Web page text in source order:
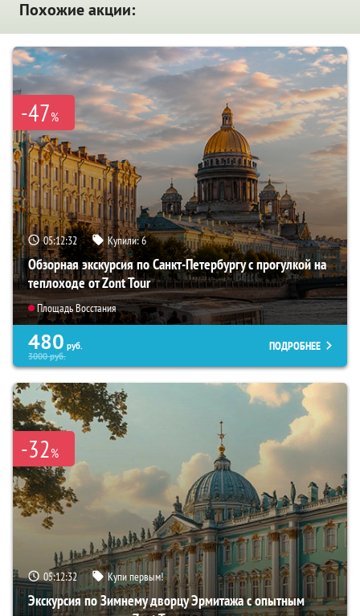
Похожие акции:
-47%
05:12:31 Купили:6
Обзорная экскурсия по Санкт-Петербургу с прогулкой на
теплоходе от Zont Tour
Площадь Восстания
480 руб.
3000руб.
ПОДРОБНЕЕ
-32%
05:12:31 Купи первым!
Экскурсия по Зимнему дворцу Эрмитажа с опытным